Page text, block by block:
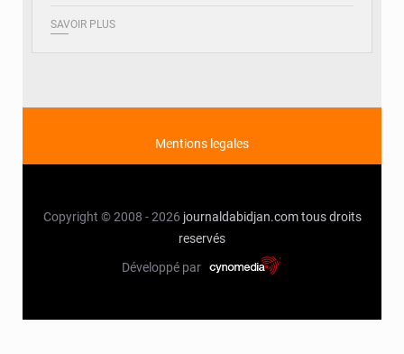
SAVOIR PLUS
Mentions legales
Copyright © 2008 - 2026 journaldabidjan.com tous droits
reservés
Développé par